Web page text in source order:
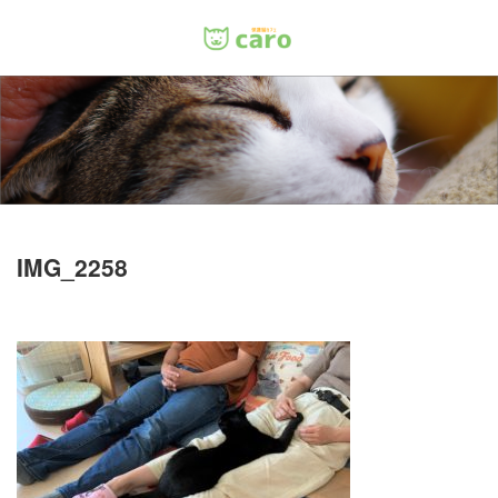
IMG_2258
Menu
ホーム
料金
里親について
お問い合わせ